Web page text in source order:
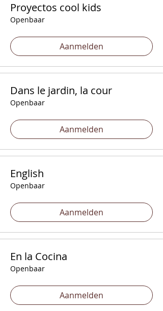
Proyectos cool kids
Openbaar
Aanmelden
Dans le jardin, la cour
Openbaar
Aanmelden
English
Openbaar
Aanmelden
En la Cocina
Openbaar
Aanmelden